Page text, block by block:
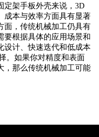
架手板外壳来说，3D
成本与效率方面具有显著
面，传统机械加工仍具有
要根据具体的应用场景和
设计、快速迭代和低成本
。如果你对精度和表面
，那么传统机械加工可能